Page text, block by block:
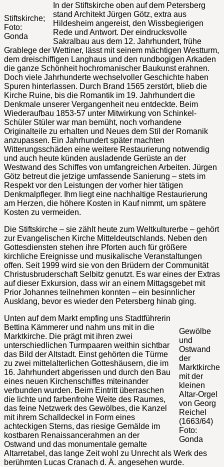
Stiftskirche;
Foto:
Gonda
In der Stiftskirche oben auf dem Petersberg
stand Architekt Jürgen Götz, extra aus
Hildesheim angereist, den Wissbegierigen
Rede und Antwort. Der eindrucksvolle
Sakralbau aus dem 12. Jahrhundert, frühe
Grablege der Wettiner, lässt mit seinem mächtigen Westturm,
dem dreischiffigen Langhaus und den rundbogigen Arkaden
die ganze Schönheit hochromanischer Baukunst erahnen.
Doch viele Jahrhunderte wechselvoller Geschichte haben
Spuren hinterlassen. Durch Brand 1565 zerstört, blieb die
Kirche Ruine, bis die Romantik im 19. Jahrhundert die
Denkmale unserer Vergangenheit neu entdeckte. Beim
Wiederaufbau 1853-57 unter Mitwirkung von Schinkel-
Schüler Stüler war man bemüht, noch vorhandene
Originalteile zu erhalten und Neues dem Stil der Romanik
anzupassen. Ein Jahrhundert später machten
Witterungsschäden eine weitere Restaurierung notwendig
und auch heute künden ausladende Gerüste an der
Westwand des Schiffes von umfangreichen Arbeiten. Jürgen
Götz betreut die jetzige umfassende Sanierung – stets im
Respekt vor den Leistungen der vorher hier tätigen
Denkmalpfleger. Ihm liegt eine nachhaltige Restaurierung
am Herzen, die höhere Kosten in Kauf nimmt, um spätere
Kosten zu vermeiden.
Die Stiftskirche – sie zählt heute zum Weltkulturerbe – gehört
zur Evangelischen Kirche Mitteldeutschlands. Neben den
Gottesdiensten stehen ihre Pforten auch für größere
kirchliche Ereignisse und musikalische Veranstaltungen
offen. Seit 1999 wird sie von den Brüdern der Communität
Christusbruderschaft Selbitz genutzt. Es war eines der Extras
auf dieser Exkursion, dass wir an einem Mittagsgebet mit
Prior Johannes teilnehmen konnten – ein besinnlicher
Ausklang, bevor es wieder den Petersberg hinab ging.
Gewölbe
und
Ostwand
der
Marktkirche
mit der
kleinen
Altar-Orgel
von Georg
Reichel
(1663/64)
Foto:
Gonda
Unten auf dem Markt empfing uns Stadtführerin
Bettina Kämmerer und nahm uns mit in die
Marktkirche. Die prägt mit ihren zwei
unterschiedlichen Turmpaaren weithin sichtbar
das Bild der Altstadt. Einst gehörten die Türme
zu zwei mittelalterlichen Gotteshäusern, die im
16. Jahrhundert abgerissen und durch den Bau
eines neuen Kirchenschiffes miteinander
verbunden wurden. Beim Eintritt überraschen
die lichte und farbenfrohe Weite des Raumes,
das feine Netzwerk des Gewölbes, die Kanzel
mit ihrem Schalldeckel in Form eines
achteckigen Sterns, das riesige Gemälde im
kostbaren Renaissancerahmen an der
Ostwand und das monumentale gemalte
Altarretabel, das lange Zeit wohl zu Unrecht als Werk des
berühmten Lucas Cranach d. Ä. angesehen wurde.